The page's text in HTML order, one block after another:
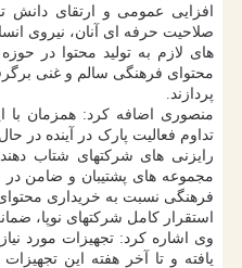
افزایی عمومی و ارتقای دانش
صلاحیت حرفه ای آنان، نیروی
های لازم به تولید محتوا در
محتوای فرهنگی سالم و غنی
پردازند.
منصوری اضافه کرد: همزمان با
تداوم فعالیت پارک در آینده در
رایزنی های شرکتهای شتاب
مجموعه های پشتیبان و ضامن در
فرهنگی نسبت به خریداری
استقرار کامل شرکتهای نوپا،
وی اشاره کرد: تجهیزات مورد
یافته و تا آخر هفته این